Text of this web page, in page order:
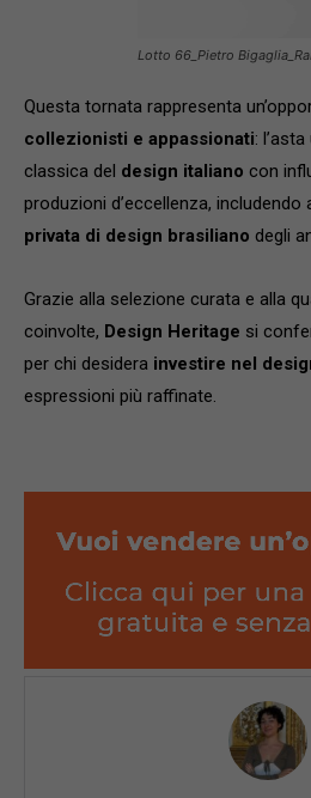
Lotto 66_Pietro
Questa tornata rappresenta
collezionisti e appassionati:
classica del design italiano con
produzioni d’eccellenza, includendo
privata di design brasiliano degli
Grazie alla selezione curata e alla
coinvolte, Design Heritage si
per chi desidera investire nel
espressioni più raffinate.